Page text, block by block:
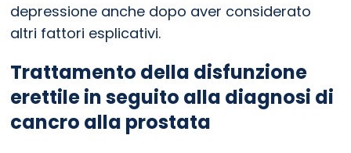
depressione anche dopo aver considerato
altri fattori esplicativi.
Trattamento della disfunzione
erettile in seguito alla diagnosi di
cancro alla prostata